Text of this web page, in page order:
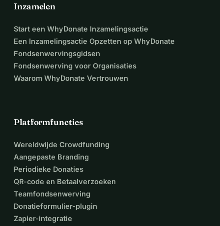
Inzamelen
Start een WhyDonate Inzamelingsactie
Een Inzamelingsactie Opzetten op WhyDonate
Fondsenwervingsgidsen
Fondsenwerving voor Organisaties
Waarom WhyDonate Vertrouwen
Platformfuncties
Wereldwijde Crowdfunding
Aangepaste Branding
Periodieke Donaties
QR-code en Betaalverzoeken
Teamfondsenwerving
Donatieformulier-plugin
Zapier-integratie